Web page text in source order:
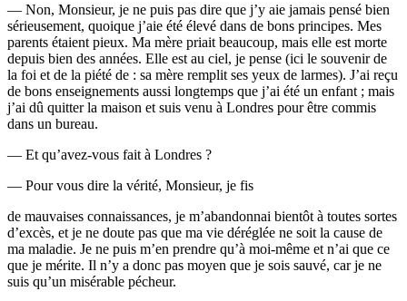
— Non, Monsieur, je ne puis pas dire que j’y aie jamais pensé bien
sérieusement, quoique j’aie été élevé dans de bons principes. Mes
parents étaient pieux. Ma mère priait beaucoup, mais elle est morte
depuis bien des années. Elle est au ciel, je pense (ici le souvenir de
la foi et de la piété de : sa mère remplit ses yeux de larmes). J’ai reçu
de bons enseignements aussi longtemps que j’ai été un enfant ; mais
j’ai dû quitter la maison et suis venu à Londres pour être commis
dans un bureau.
— Et qu’avez-vous fait à Londres ?
— Pour vous dire la vérité, Monsieur, je fis
de mauvaises connaissances, je m’abandonnai bientôt à toutes sortes
d’excès, et je ne doute pas que ma vie déréglée ne soit la cause de
ma maladie. Je ne puis m’en prendre qu’à moi-même et n’ai que ce
que je mérite. Il n’y a donc pas moyen que je sois sauvé, car je ne
suis qu’un misérable pécheur.